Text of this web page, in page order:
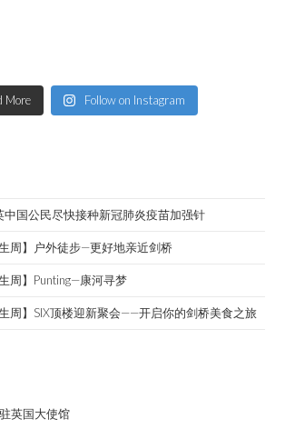
More Follow on Instagram
中国公民尽快接种新冠肺炎疫苗加强针
周】户外徒步—更好地亲近剑桥
周】Punting—康河寻梦
周】SIX顶楼迎新聚会——开启你的剑桥美食之旅
英国大使馆